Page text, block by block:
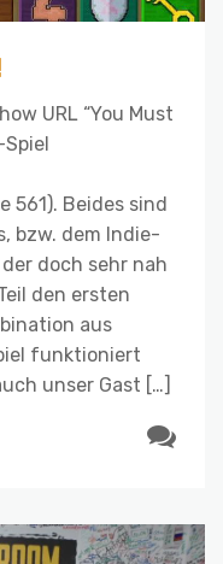
URL “You Must
561). Beides sind
bzw. dem Indie-
doch sehr nah
den ersten
aus
funktioniert
unser Gast […]